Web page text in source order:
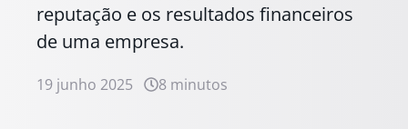
reputação e os resultados financeiros
de uma empresa.
19 junho 2025 8 minutos